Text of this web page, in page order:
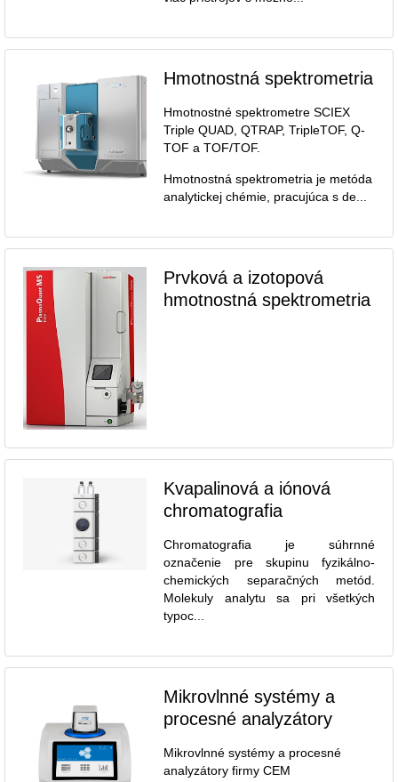
Hmotnostná spektrometria
Hmotnostné spektrometre SCIEX
Triple QUAD, QTRAP, TripleTOF, Q-
TOF a TOF/TOF.
Hmotnostná spektrometria je metóda
analytickej chémie, pracujúca s de...
Prvková a izotopová
hmotnostná spektrometria
Kvapalinová a iónová
chromatografia
Chromatografia je súhrnné
označenie pre skupinu fyzikálno-
chemických separačných metód.
Molekuly analytu sa pri všetkých
typoc...
Mikrovlnné systémy a
procesné analyzátory
Mikrovlnné systémy a procesné
analyzátory firmy CEM